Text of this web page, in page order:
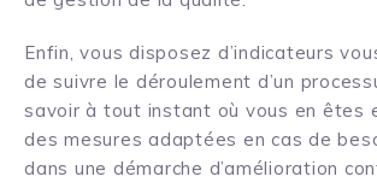
Enfin, vous disposez d’indicateurs
de suivre le déroulement d’un
savoir à tout instant où vous en êtes
des mesures adaptées en cas de
dans une démarche d’amélioration